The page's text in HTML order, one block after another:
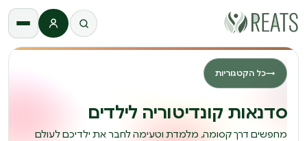
התחברות
→כל הקטגוריות
סדנאות קונדיטוריה לילדים
מחפשים דרך קסומה, מלמדת וטעימה לחבר את ילדיכם לעולם